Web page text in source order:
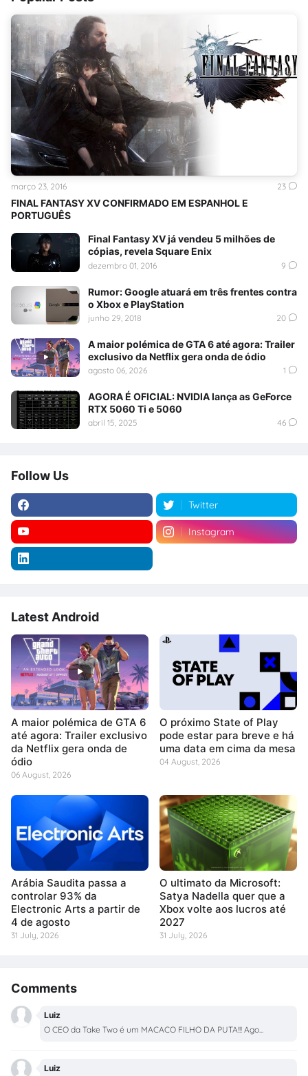
FINAL FANTASY XV CONFIRMADO EM ESPANHOL E
PORTUGUÊS
março 23, 2016 23
Final Fantasy XV já vendeu 5 milhões de
cópias, revela Square Enix
dezembro 01, 2016 9
Rumor: Google atuará em três frentes contra
o Xbox e PlayStation
junho 29, 2018 20
A maior polémica de GTA 6 até agora: Trailer
exclusivo da Netflix gera onda de ódio
agosto 06, 2026 1
AGORA É OFICIAL: NVIDIA lança as GeForce
RTX 5060 Ti e 5060
abril 15, 2025 46
Follow Us
Twitter
Instagram
Latest Android
A maior polémica de GTA 6
até agora: Trailer exclusivo
da Netflix gera onda de
ódio
06 August, 2026
O próximo State of Play
pode estar para breve e há
uma data em cima da mesa
04 August, 2026
Arábia Saudita passa a
controlar 93% da
Electronic Arts a partir de
4 de agosto
31 July, 2026
O ultimato da Microsoft:
Satya Nadella quer que a
Xbox volte aos lucros até
2027
31 July, 2026
Comments
Luiz
O CEO da Take Two é um MACACO FILHO DA PUTA!!! Ago...
Luiz